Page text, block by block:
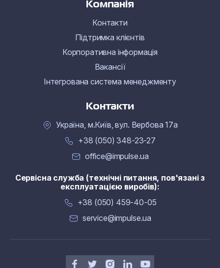
Компанія
Контакти
Підтримка клієнтів
Корпоративна інформація
Вакансії
Інтегрована система менеджменту
Контакти
Україна, м.Київ, вул. Вербова 17а
+38 (050) 348-23-27
office@impulse.ua
Сервісна служба (технічні питання, пов'язані з
експлуатацією виробів):
+38 (050) 459-40-05
service@impulse.ua